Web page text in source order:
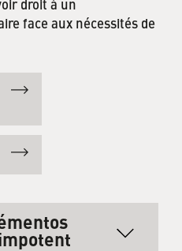
droit à un
face aux nécessités de